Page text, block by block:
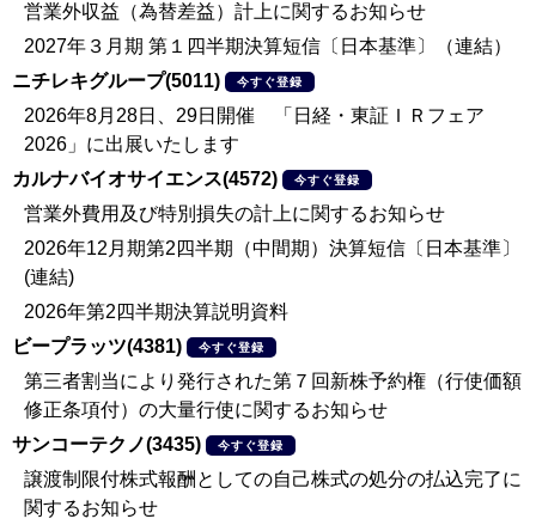
営業外収益（為替差益）計上に関するお知らせ
2027年３月期 第１四半期決算短信〔日本基準〕（連結）
ニチレキグループ(5011)
今すぐ登録
2026年8月28日、29日開催 「日経・東証ＩＲフェア
2026」に出展いたします
カルナバイオサイエンス(4572)
今すぐ登録
営業外費用及び特別損失の計上に関するお知らせ
2026年12月期第2四半期（中間期）決算短信〔日本基準〕
(連結)
2026年第2四半期決算説明資料
ビープラッツ(4381)
今すぐ登録
第三者割当により発行された第７回新株予約権（行使価額
修正条項付）の大量行使に関するお知らせ
サンコーテクノ(3435)
今すぐ登録
譲渡制限付株式報酬としての自己株式の処分の払込完了に
関するお知らせ